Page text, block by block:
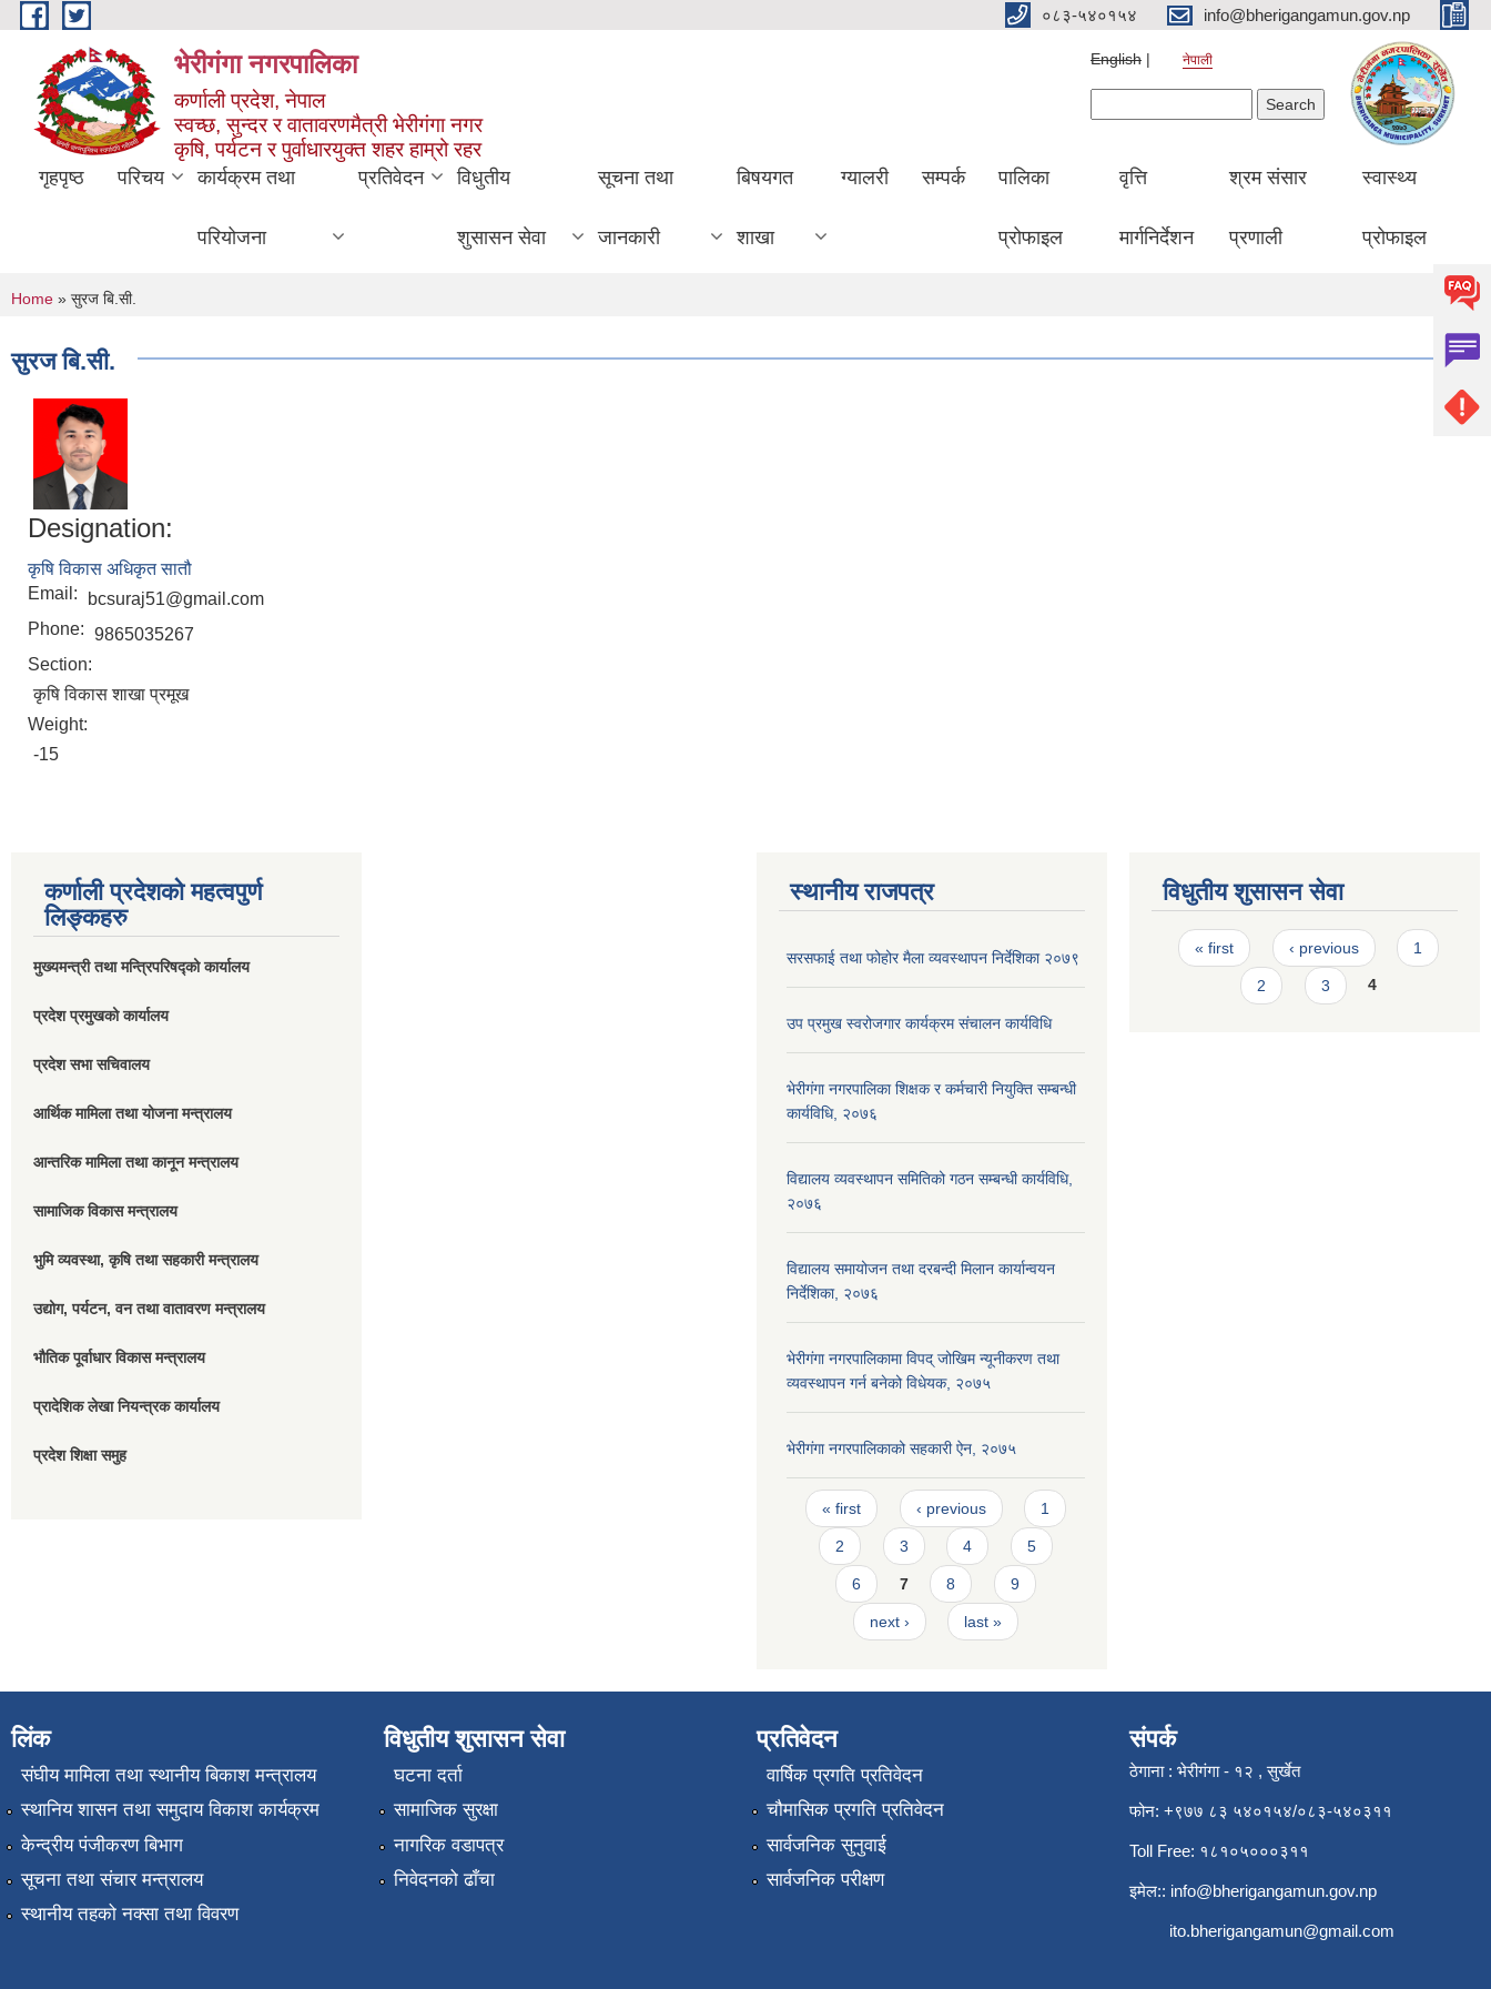
Skip to main content ०८३-५४०१५४ info@bherigangamun.gov.np
भेरीगंगा नगरपालिका
कर्णाली प्रदेश, नेपाल
स्वच्छ, सुन्दर र वातावरणमैत्री भेरीगंगा नगर
कृषि, पर्यटन र पुर्वाधारयुक्त शहर हाम्रो रहर
English नेपाली
गृहपृष्ठ परिचय कार्यक्रम तथा
परियोजना
प्रतिवेदन विधुतीय
शुसासन सेवा
सूचना तथा
जानकारी
बिषयगत
शाखा
ग्यालरी सम्पर्क पालिका
प्रोफाइल
वृत्ति
मार्गनिर्देशन
श्रम संसार
प्रणाली
स्वास्थ्य
प्रोफाइल
You are here
Home » सुरज बि.सी.
सुरज बि.सी.
Designation:
कृषि विकास अधिकृत सातौ
Email:
bcsuraj51@gmail.com
Phone: 9865035267
Section:
कृषि विकास शाखा प्रमूख
Weight:
-15
कर्णाली प्रदेशको महत्वपुर्ण
लिङ्कहरु
मुख्यमन्त्री तथा मन्त्रिपरिषद्को कार्यालय
प्रदेश प्रमुखको कार्यालय
प्रदेश सभा सचिवालय
आर्थिक मामिला तथा योजना मन्त्रालय
आन्तरिक मामिला तथा कानून मन्त्रालय
सामाजिक विकास मन्त्रालय
भुमि व्यवस्था, कृषि तथा सहकारी मन्त्रालय
उद्योग, पर्यटन, वन तथा वातावरण मन्त्रालय
भौतिक पूर्वाधार विकास मन्त्रालय
प्रादेशिक लेखा नियन्त्रक कार्यालय
प्रदेश शिक्षा समुह
स्थानीय राजपत्र
सरसफाई तथा फोहोर मैला व्यवस्थापन निर्देशिका २०७९
उप प्रमुख स्वरोजगार कार्यक्रम संचालन कार्यविधि
भेरीगंगा नगरपालिका शिक्षक र कर्मचारी नियुक्ति सम्बन्धी
कार्यविधि, २०७६
विद्यालय व्यवस्थापन समितिको गठन सम्बन्धी कार्यविधि,
२०७६
विद्यालय समायोजन तथा दरबन्दी मिलान कार्यान्वयन
निर्देशिका, २०७६
भेरीगंगा नगरपालिकामा विपद् जोखिम न्यूनीकरण तथा
व्यवस्थापन गर्न बनेको विधेयक, २०७५
भेरीगंगा नगरपालिकाको सहकारी ऐन, २०७५
Pages
« first ‹ previous 1
2 3 4 5
6 7 8 9
next › last »
विधुतीय शुसासन सेवा
Pages
« first ‹ previous 1
2 3 4
लिंक
संघीय मामिला तथा स्थानीय बिकाश मन्त्रालय
स्थानिय शासन तथा समुदाय विकाश कार्यक्रम
केन्द्रीय पंजीकरण बिभाग
सूचना तथा संचार मन्त्रालय
स्थानीय तहको नक्सा तथा विवरण
विधुतीय शुसासन सेवा
घटना दर्ता
सामाजिक सुरक्षा
नागरिक वडापत्र
निवेदनको ढाँचा
प्रतिवेदन
वार्षिक प्रगति प्रतिवेदन
चौमासिक प्रगति प्रतिवेदन
सार्वजनिक सुनुवाई
सार्वजनिक परीक्षण
संपर्क
ठेगाना : भेरीगंगा - १२ , सुर्खेत
फोन: +९७७ ८३ ५४०१५४/०८३-५४०३११
Toll Free: १८१०५०००३११
इमेल:: info@bherigangamun.gov.np
ito.bherigangamun@gmail.com